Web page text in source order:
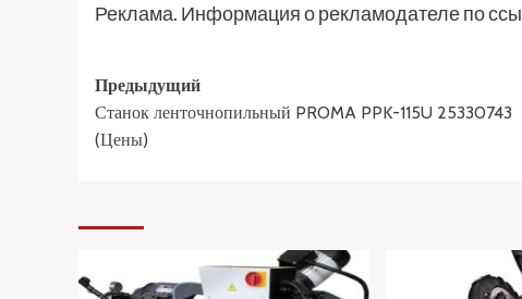
Реклама. Информация о рекламодателе по
Навигация
записи
Предыдущий
Станок ленточнопильный PROMA PPK-115U 25330743
(Цены)